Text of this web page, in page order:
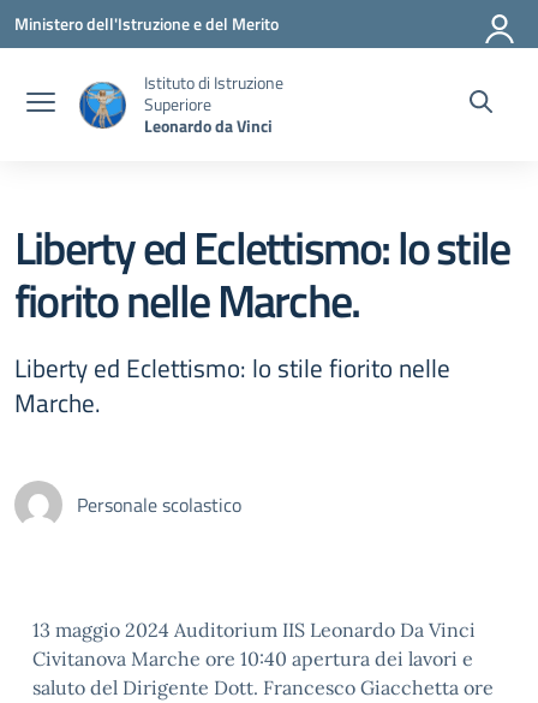
Vai ai contenuti
Vai al menu di navigazione
Vai al footer
Ministero dell'Istruzione e del Merito
Istituto di Istruzione
Superiore
Leonardo da Vinci
Liberty ed Eclettismo: lo stile
fiorito nelle Marche.
Liberty ed Eclettismo: lo stile fiorito nelle
Marche.
Personale scolastico
13 maggio 2024 Auditorium IIS Leonardo Da Vinci
Civitanova Marche ore 10:40 apertura dei lavori e
saluto del Dirigente Dott. Francesco Giacchetta ore